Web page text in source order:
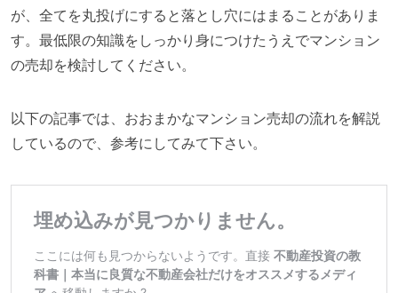
が、全てを丸投げにすると落とし穴にはまることがありま
す。最低限の知識をしっかり身につけたうえでマンション
の売却を検討してください。
以下の記事では、おおまかなマンション売却の流れを解説
しているので、参考にしてみて下さい。